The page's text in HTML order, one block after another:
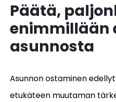
Päätä,
enimmillään
asunnosta
Asunnon ostaminen
etukäteen muutaman